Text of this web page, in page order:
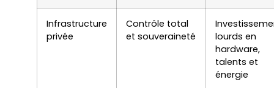
Infrastructure
privée
Contrôle total
et souveraineté
lourds en
hardware,
talents et
énergie